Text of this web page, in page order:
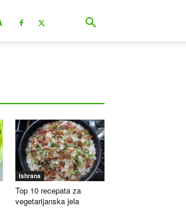
Ishrana
Top 10 recepata za
vegetarijanska jela